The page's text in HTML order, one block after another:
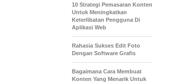
10 Strategi Pemasaran Konten
Untuk Meningkatkan
Keterlibatan Pengguna Di
Aplikasi Web
Rahasia Sukses Edit Foto
Dengan Software Grafis
Bagaimana Cara Membuat
Konten Yang Menarik Untuk